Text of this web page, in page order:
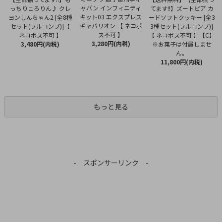
っちりころりん♪ クレ
ヨンしんちゃん2 [全8種
セット(フルコンプ)]【
ネコポス不可 】
3,480円(内税)
ャバン インフィニティ
キット03 エクスプレス
ギャバリオン 【 ネコポ
ス不可 】
3,280円(内税)
てます!!】ズートピア カ
ードソフトクッキー [全3
3種セット(フルコンプ)]
【 ネコポス不可 】【C】
※お菓子は付属しませ
ん。
11,800円(内税)
もっと見る
- スポンサーリンク -